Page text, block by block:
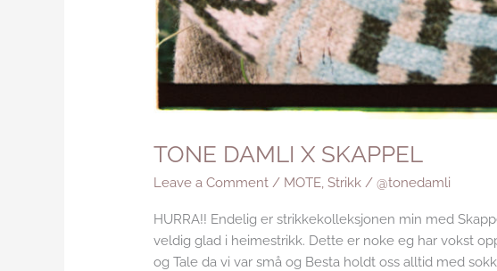
TONE DAMLI X SKAPPEL
Leave a Comment / MOTE,Strikk /@tonedamli
HURRA!! Endelig er strikkekolleksjonen min med
veldig glad i heimestrikk. Dette er noke eg har vokst
og Tale da vi var små og Besta holdt oss alltid med